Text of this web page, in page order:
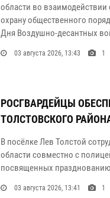
области во
охрану общественного
Дня Воздушно-десантных
03 августа 2026, 13:43 1
РОСГВАРДЕЙЦЫ
ТОЛСТОВСКОГО
В посёлке Лев Толстой
области совместно с
посвященных
03 августа 2026, 13:41 1